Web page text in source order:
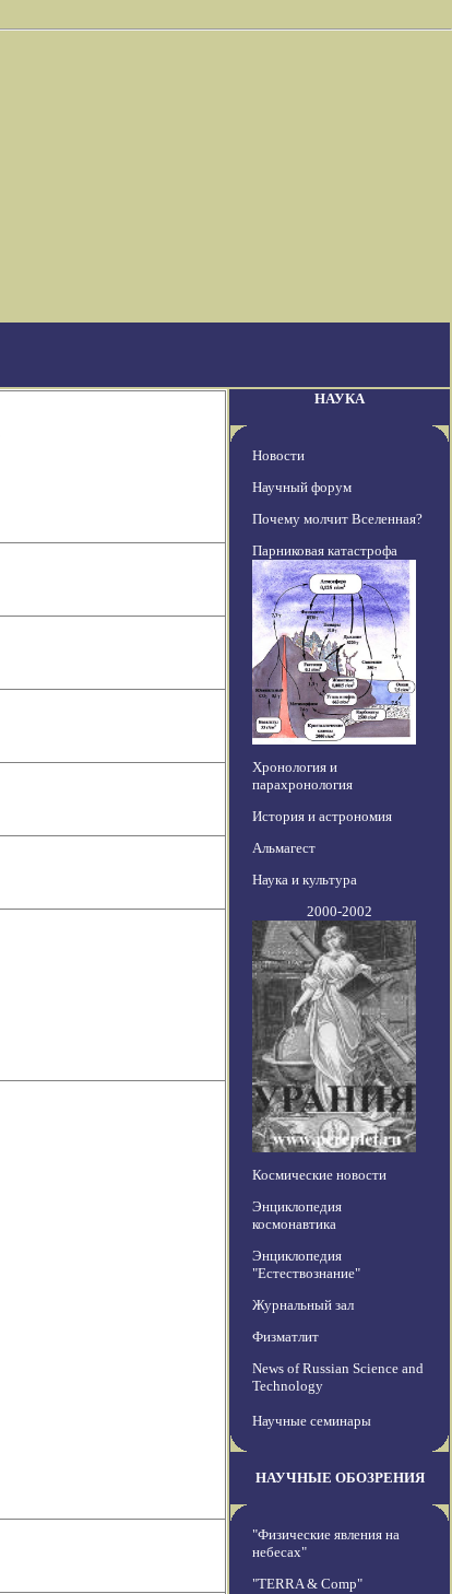
НАУКА
Новости
Научный форум
Почему молчит Вселенная?
Парниковая катастрофа
Хронология и
парахронология
История и астрономия
Альмагест
Наука и культура
2000-2002
Космические новости
Энциклопедия
космонавтика
Энциклопедия
"Естествознание"
Журнальный зал
Физматлит
News of Russian Science and
Technology
Научные семинары
НАУЧНЫЕ ОБОЗРЕНИЯ
"Физические явления на
небесах"
"TERRA & Comp"